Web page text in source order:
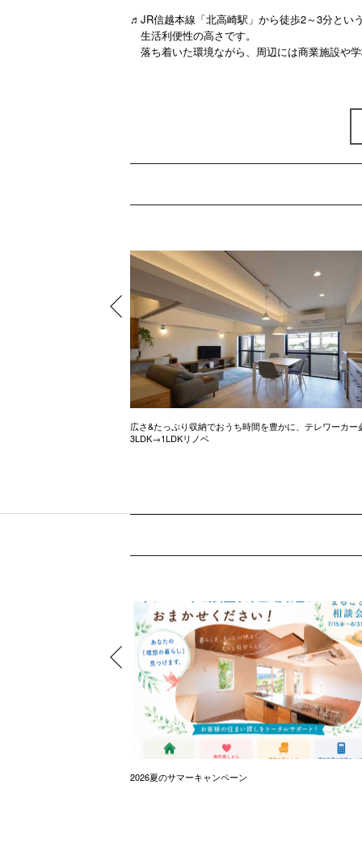
♬JR信越本線「北高崎駅」から徒歩2～3分とい
生活利便性の高さです。
落ち着いた環境ながら、周辺には商業施設や
広さ&たっぷり収納でおうち時間を豊かに、テレワーカー
3LDK→1LDKリノベ
2026夏のサマーキャンペーン